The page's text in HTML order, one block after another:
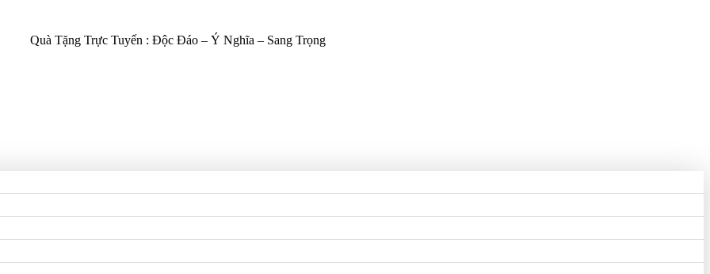
Quà Tặng Trực Tuyến : Độc Đáo – Ý Nghĩa – Sang Trọng